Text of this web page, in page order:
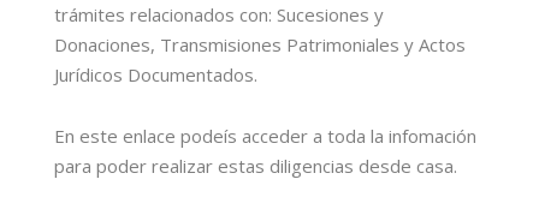
trámites relacionados con: Sucesiones y
Donaciones, Transmisiones Patrimoniales y Actos
Jurídicos Documentados.
En este enlace podeís acceder a toda la infomación
para poder realizar estas diligencias desde casa.